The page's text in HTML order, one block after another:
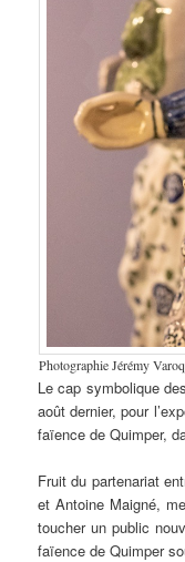
Photographie Jérémy
Le cap symbolique
août dernier, pour
faïence de Quimper,
Fruit du partenariat
et Antoine Maigné,
toucher un public
faïence de Quimper